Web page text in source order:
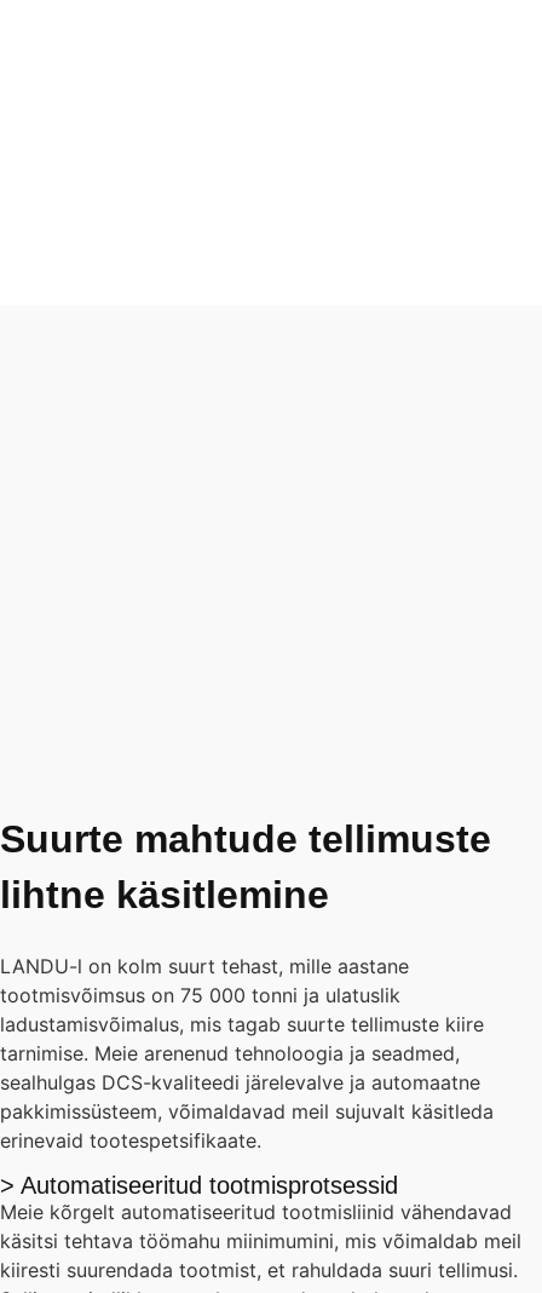
Suurte mahtude tellimuste
lihtne käsitlemine
LANDU-l on kolm suurt tehast, mille aastane
tootmisvõimsus on 75 000 tonni ja ulatuslik
ladustamisvõimalus, mis tagab suurte tellimuste kiire
tarnimise. Meie arenenud tehnoloogia ja seadmed,
sealhulgas DCS-kvaliteedi järelevalve ja automaatne
pakkimissüsteem, võimaldavad meil sujuvalt käsitleda
erinevaid tootespetsifikaate.
> Automatiseeritud tootmisprotsessid
Meie kõrgelt automatiseeritud tootmisliinid vähendavad
käsitsi tehtava töömahu miinimumini, mis võimaldab meil
kiiresti suurendada tootmist, et rahuldada suuri tellimusi.